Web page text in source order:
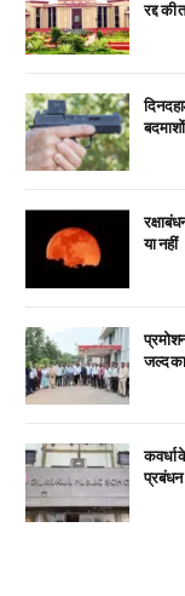
रद्द
या नहीं
जल्द
कवर्धा
प्रबंधन